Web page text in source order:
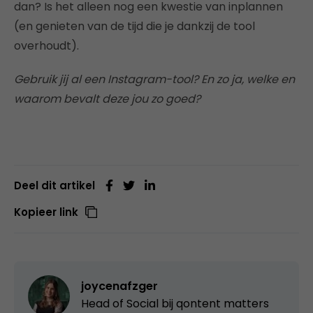
dan? Is het alleen nog een kwestie van inplannen
(en genieten van de tijd die je dankzij de tool
overhoudt).
Gebruik jij al een Instagram-tool? En zo ja, welke en
waarom bevalt deze jou zo goed?
Deel dit artikel
Kopieer link
joycenafzger
Head of Social bij qontent matters